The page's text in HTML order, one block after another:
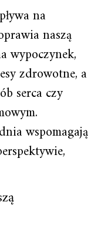
na
naszą
wypoczynek,
zdrowotne, a
serca czy
wspomagają